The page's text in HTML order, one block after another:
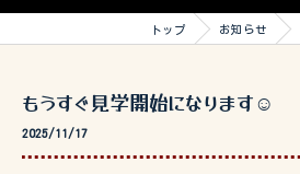
トップ お知らせ
もうすぐ見学開始になります☺️
2025/11/17